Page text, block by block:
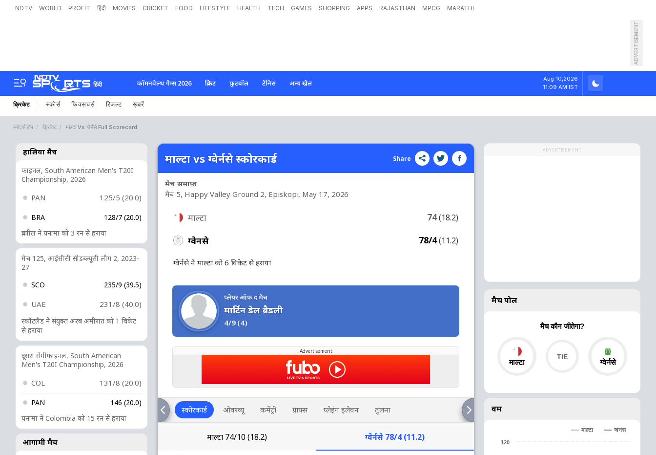
NDTV WORLD PROFIT हिंदी MOVIES CRICKET FOOD LIFESTYLE HEALTH TECH GAMES SHOPPING APPS RAJASTHAN MPCG MARATHI
ADVERTISEMENT
हिंदी कॉमनवेल्थ गेम्स 2026 क्रिकेट फ़ुटबॉल टेनिस अन्य खेल
Aug 10,2026
11:09 AM IST
क्रिकेट स्कोर्स फिक्सचर्स रिजल्ट ख़बरें
स्पोर्ट्स होम क्रिकेट माल्टा Vs ग्वेर्नसे Full Scorecard
हालिया मैच
फाइनल, South American Men's T20I
Championship, 2026
PAN 125/5 (20.0)
BRA
128/7 (20.0)
ब्राजील ने पनामा को 3 रन से हराया
मैच 125, आईसीसी सीडब्ल्यूसी लीग 2, 2023-
27
SCO
235/9 (39.5)
UAE 231/8 (40.0)
स्कॉटलैंड ने संयुक्त अरब अमीरात को 1 विकेट
से हराया
दूसरा सेमीफाइनल, South American
Men's T20I Championship, 2026
COL 131/8 (20.0)
PAN
146 (20.0)
पनामा ने Colombia को 15 रन से हराया
आगामी मैच
माल्टा vs ग्वेर्नसे स्कोरकार्ड Share
मैच समाप्त
मैच 5, Happy Valley Ground 2, Episkopi, May 17, 2026
माल्टा 74(18.2)
ग्वेर्नसे 78/4(11.2)
ग्वेर्नसे ने माल्टा को 6 विकेट से हराया
प्लेयर ऑफ द मैच
मार्टिन डेल ब्रैडली
4/9 (4)
Advertisement
स्कोरकार्ड ओवरव्यू कमेंट्री ग्राफ्स प्लेइंग इलेवन तुलना
माल्टा 74/10 (18.2) ग्वेर्नसे 78/4 (11.2)
ADVERTISEMENT
मैच पोल
मैच कौन जीतेगा?
माल्टा ग्वेर्नसे
वर्म
माल्टा ग्वेर्नसे
120